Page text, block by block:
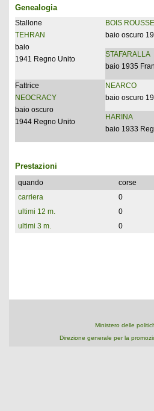
Genealogia
Stallone
TEHRAN
baio
1941 Regno Unito
BOIS
baio oscuro
STAFARALLA
baio 1935
Fattrice
NEOCRACY
baio oscuro
1944 Regno Unito
NEARCO
baio oscuro
HARINA
baio 1933
Prestazioni
quando corse
carriera
0
ultimi 12 m.
0
ultimi 3 m.
0
Ministero delle
Direzione generale per la